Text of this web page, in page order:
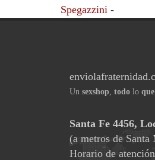
Spegazzini -
Un sexshop todo lo
Santa Fe 4456,
(a metros de
Horario de